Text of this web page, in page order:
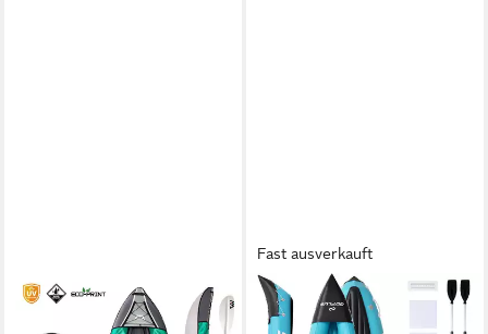
AQUA MARINA
Einerkajak Kajak aufblasbar
Fast ausverkauft
COSTWAY
Zweierkajak, aufblasbares